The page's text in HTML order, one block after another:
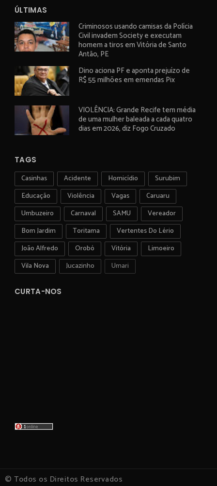
ÚLTIMAS
Criminosos usando camisas da Polícia
Civil invadem Society e executam
homem a tiros em Vitória de Santo
Antão, PE
Dino aciona PF e aponta prejuízo de
R$ 55 milhões em emendas Pix
VIOLÊNCIA: Grande Recife tem média
de uma mulher baleada a cada quatro
dias em 2026, diz Fogo Cruzado
TAGS
Casinhas Acidente Homicídio
Surubim
Educação
Violência Vagas
Caruaru
Umbuzeiro
Carnaval SAMU
Vereador
Bom Jardim
Toritama
Vertentes Do Lério
João Alfredo
Orobó Vitória
Limoeiro
Vila Nova
Jucazinho Umari
CURTA-NOS
© Todos os Direitos Reservados